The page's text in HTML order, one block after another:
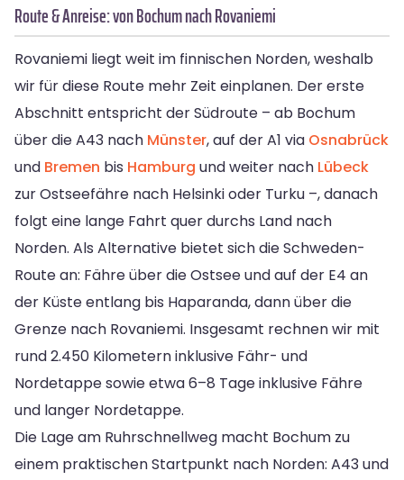
Route & Anreise: von Bochum nach Rovaniemi
Rovaniemi liegt weit im finnischen Norden, weshalb
wir für diese Route mehr Zeit einplanen. Der erste
Abschnitt entspricht der Südroute – ab Bochum
über die A43 nach Münster, auf der A1 via Osnabrück
und Bremen bis Hamburg und weiter nach Lübeck
zur Ostseefähre nach Helsinki oder Turku –, danach
folgt eine lange Fahrt quer durchs Land nach
Norden. Als Alternative bietet sich die Schweden-
Route an: Fähre über die Ostsee und auf der E4 an
der Küste entlang bis Haparanda, dann über die
Grenze nach Rovaniemi. Insgesamt rechnen wir mit
rund 2.450 Kilometern inklusive Fähr- und
Nordetappe sowie etwa 6–8 Tage inklusive Fähre
und langer Nordetappe.
Die Lage am Ruhrschnellweg macht Bochum zu
einem praktischen Startpunkt nach Norden: A43 und